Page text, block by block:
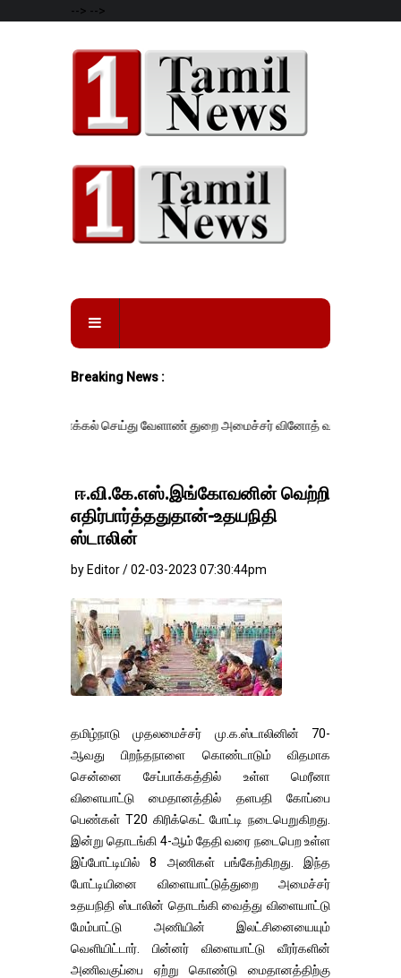
--> -->
Breaking News :
செய்து வேளாண் துறை அமைச்சர் வினோத் வாசித்து வருகிறார். �.
ஈ.வி.கே.எஸ்.இங்கோவனின் வெற்றி
எதிர்பார்த்ததுதான்-உதயநிதி
ஸ்டாலின்
by Editor / 02-03-2023 07:30:44pm
தமிழ்நாடு முதலமைச்சர் மு.க.ஸ்டாலினின் 70-
ஆவது பிறந்தநாளை கொண்டாடும் விதமாக
சென்னை சேப்பாக்கத்தில் உள்ள மெரீனா
விளையாட்டு மைதானத்தில் தளபதி கோப்பை
பெண்கள் T20 கிரிக்கெட் போட்டி நடைபெறுகிறது.
இன்று தொடங்கி 4-ஆம் தேதி வரை நடைபெற உள்ள
இப்போட்டியில் 8 அணிகள் பங்கேற்கிறது. இந்த
போட்டியினை விளையாட்டுத்துறை அமைச்சர்
உதயநிதி ஸ்டாலின் தொடங்கி வைத்து விளையாட்டு
மேம்பாட்டு அணியின் இலட்சினையையும்
வெளியிட்டார். பின்னர் விளையாட்டு வீரர்களின்
அணிவகுப்பை ஏற்று கொண்டு மைதானத்திற்கு